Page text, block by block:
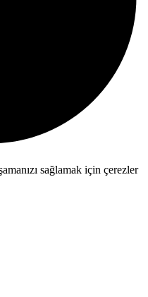
sağlamak için çerezler